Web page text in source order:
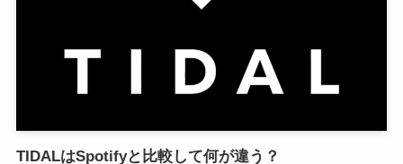
TIDALはSpotifyと比較して何が違う？